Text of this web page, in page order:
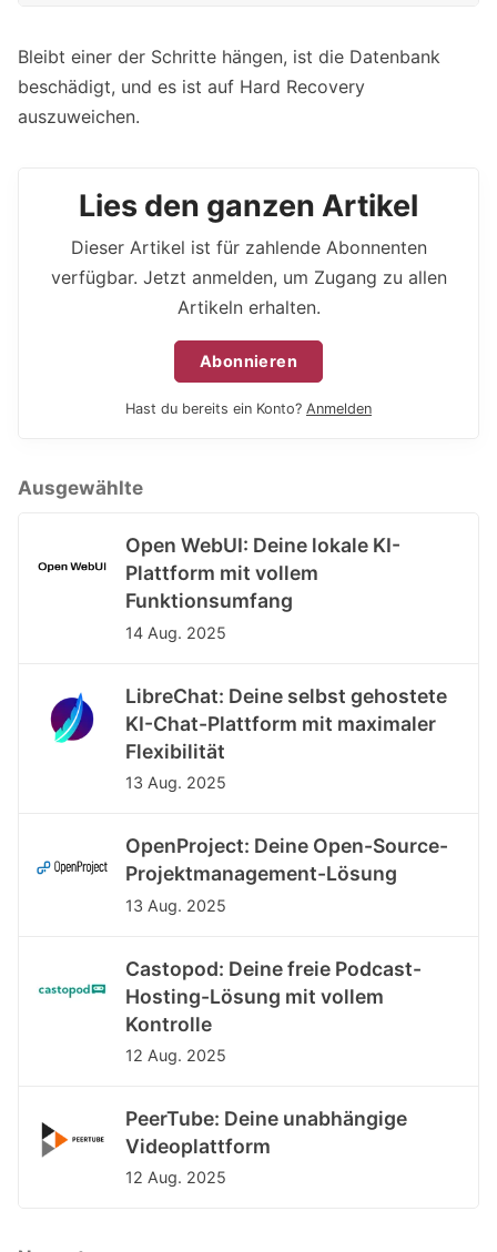
Bleibt einer der Schritte hängen, ist die Datenbank
beschädigt, und es ist auf Hard Recovery
auszuweichen.
Lies den ganzen Artikel
Dieser Artikel ist für zahlende Abonnenten
verfügbar. Jetzt anmelden, um Zugang zu allen
Artikeln erhalten.
Abonnieren
Hast du bereits ein Konto? Anmelden
Ausgewählte
Open WebUI: Deine lokale KI-
Plattform mit vollem
Funktionsumfang
14 Aug. 2025
LibreChat: Deine selbst gehostete
KI-Chat-Plattform mit maximaler
Flexibilität
13 Aug. 2025
OpenProject: Deine Open-Source-
Projektmanagement-Lösung
13 Aug. 2025
Castopod: Deine freie Podcast-
Hosting-Lösung mit vollem
Kontrolle
12 Aug. 2025
PeerTube: Deine unabhängige
Videoplattform
12 Aug. 2025